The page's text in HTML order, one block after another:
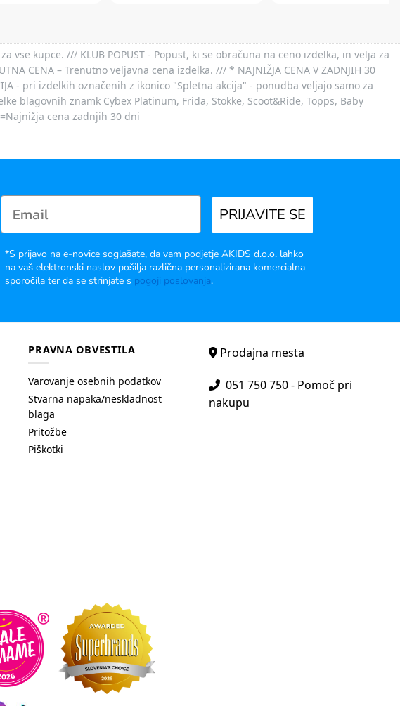
vse kupce. /// KLUB POPUST - Popust, ki se obračuna na ceno izdelka, in velja za
CENA – Trenutno veljavna cena izdelka. /// * NAJNIŽJA CENA V ZADNJIH 30
- pri izdelkih označenih z ikonico "Spletna akcija" - ponudba veljajo samo za
blagovnih znamk Cybex Platinum, Frida, Stokke, Scoot&Ride, Topps, Baby
cena zadnjih 30 dni
PRIJAVITE SE
*S prijavo na e-novice soglašate, da vam podjetje AKIDS d.o.o. lahko
na vaš elektronski naslov pošilja različna personalizirana komercialna
sporočila ter da se strinjate s pogoji poslovanja.
PRAVNA OBVESTILA
Varovanje osebnih podatkov
Stvarna napaka/neskladnost
blaga
Pritožbe
Piškotki
Prodajna mesta
051 750 750 - Pomoč pri
nakupu